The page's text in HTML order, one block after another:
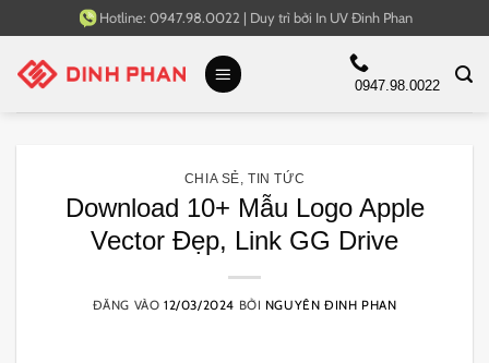
qua
nội
Hotline: 0947.98.0022 | Duy trì bởi In UV Đinh Phan
0947.98.0022
CHIA SẺ ,TIN TỨC
Download 10+ Mẫu Logo Apple
Vector Đẹp, Link GG Drive
ĐĂNG VÀO12/03/2024 BỞI NGUYÊN ĐINH PHAN